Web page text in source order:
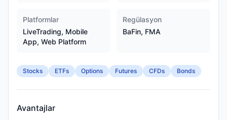
Platformlar
LiveTrading, Mobile
App, Web Platform
Regülasyon
BaFin, FMA
Stocks ETFs Options Futures CFDs Bonds
Avantajlar